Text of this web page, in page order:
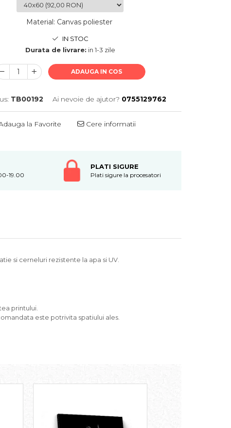
Material: Canvas poliester
IN STOC
Durata de livrare: in 1-3 zile
ADAUGA IN COS
TB00192 Ai nevoie de ajutor? 0755129762
la Favorite Cere informatii
19.00
PLATI SIGURE
Plati sigure la procesatori
si cerneluri rezistente la apa si UV.
printului.
este potrivita spatiului ales.